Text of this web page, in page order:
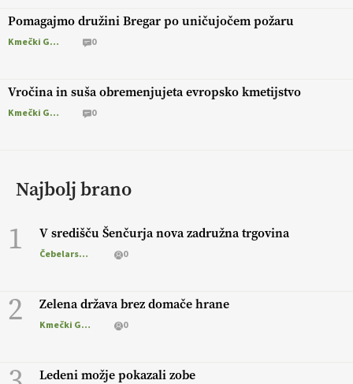
Pomagajmo družini Bregar po uničujočem požaru
Kmečki Glas 0
Vročina in suša obremenjujeta evropsko kmetijstvo
Kmečki Glas 0
Najbolj brano
1 V središču Šenčurja nova zadružna trgovina
Čebelarstvo 0
2 Zelena država brez domače hrane
Kmečki Glas 0
Ledeni možje pokazali zobe